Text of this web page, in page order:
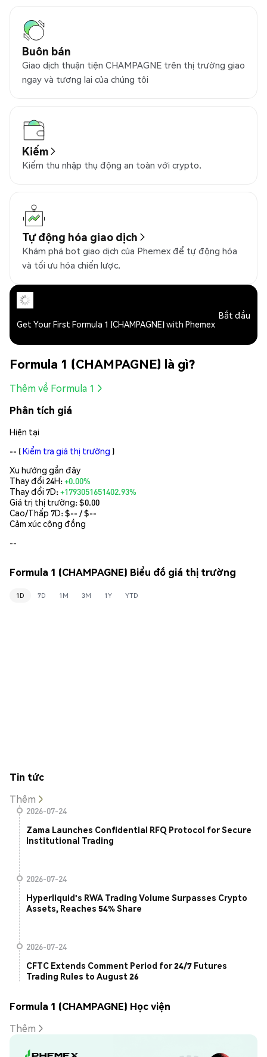
Buôn bán
Giao dịch thuận tiện CHAMPAGNE trên thị trường giao
ngay và tương lai của chúng tôi
Kiếm
Kiếm thu nhập thụ động an toàn với crypto.
Tự động hóa giao dịch
Khám phá bot giao dịch của Phemex để tự động hóa
và tối ưu hóa chiến lược.
Get Your First Formula 1 (CHAMPAGNE) with Phemex
Bắt đầu
Formula 1 (CHAMPAGNE) là gì?
Thêm về Formula 1
Phân tích giá
Hiện tại
-- (Kiểm tra giá thị trường )
Xu hướng gần đây
Thay đổi 24H:+0.00%
Thay đổi 7D:+1793051651402.93%
Giá trị thị trường:$0.00
Cao/Thấp 7D: $-- / $--
Cảm xúc cộng đồng
--
Formula 1 (CHAMPAGNE) Biểu đồ giá thị trường
1D 7D 1M 3M 1Y YTD
Tin tức
Thêm
2026-07-24
Zama Launches Confidential RFQ Protocol for Secure
Institutional Trading
2026-07-24
Hyperliquid's RWA Trading Volume Surpasses Crypto
Assets, Reaches 54% Share
2026-07-24
CFTC Extends Comment Period for 24/7 Futures
Trading Rules to August 26
Formula 1 (CHAMPAGNE) Học viện
Thêm